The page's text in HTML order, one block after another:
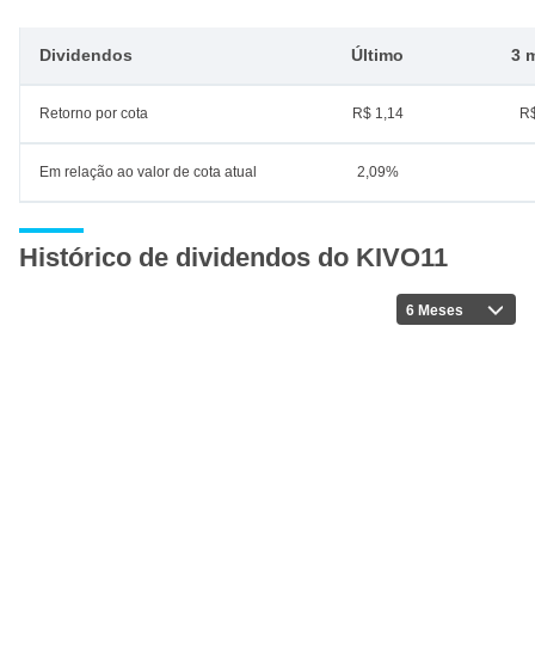
Dividendos Último 3
Retorno por cota R$ 1,14
Em relação ao valor de cota atual 2,09%
Histórico de dividendos do KIVO11
6 Meses